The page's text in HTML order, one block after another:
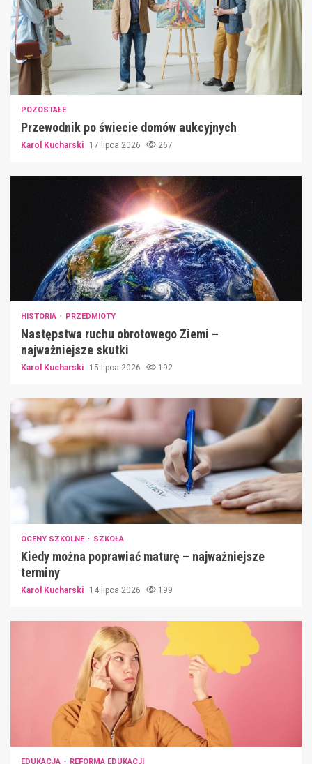
POZOSTAŁE
Przewodnik po świecie domów aukcyjnych
Karol Kucharski 17 lipca 2026 267
HISTORIA PRZEDMIOTY
Następstwa ruchu obrotowego Ziemi –
najważniejsze skutki
Karol Kucharski 15 lipca 2026 192
OCENY SZKOLNE SZKOŁA
Kiedy można poprawiać maturę – najważniejsze
terminy
Karol Kucharski 14 lipca 2026 199
EDUKACJA REFORMA EDUKACJI